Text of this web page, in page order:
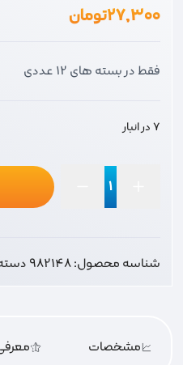
۲۷,۳۰۰تومان
فقط در بسته های 12 عددی
7 در انبار
فیکسرباند
شناسه محصول:982148
مشخصات